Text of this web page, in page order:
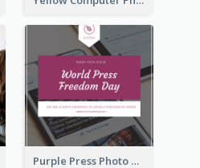
Purple Press Photo World Press Freedom Day Instagram Post